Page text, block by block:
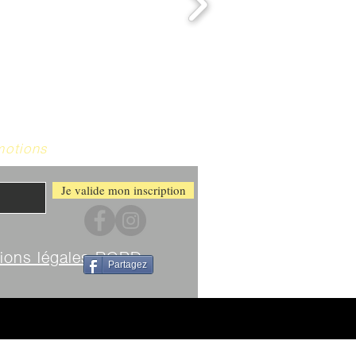
Je valide mon inscription
légales RGPD
Partagez